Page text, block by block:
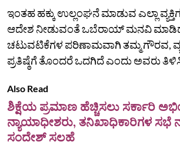
ಇಂತಹ ಹಕ್ಕು ಉಲ್ಲಂಘನೆ ಮಾಡುವ ಎಲ್ಲಾ
ಆದೇಶ ನೀಡುವಂತೆ ಒಬೆರಾಯ್ ಮನವಿ
ಚಟುವಟಿಕೆಗಳ ಪರಿಣಾಮವಾಗಿ ತಮ್ಮ ಗೌರವ,
ಪ್ರತಿಷ್ಠೆಗೆ ತೊಂದರೆ ಒದಗಿದೆ ಎಂದು ಅವರು
Also Read
ಶಿಕ್ಷೆಯ ಪ್ರಮಾಣ ಹೆಚ್ಚಿಸಲು ಸರ್ಕಾರಿ
ನ್ಯಾಯಾಧೀಶರು, ತನಿಖಾಧಿಕಾರಿಗಳ ಸಭೆ
ಸಂದೇಶ್‌ ಸಲಹೆ